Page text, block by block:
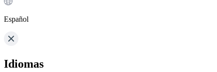
Español
Idiomas